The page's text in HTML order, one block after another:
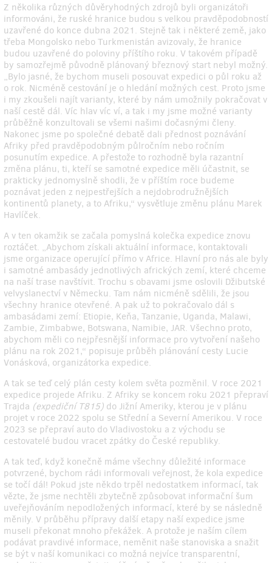
Z několika různých důvěryhodných zdrojů byli organizátoři
informováni, že ruské hranice budou s velkou pravděpodobností
uzavřené do konce dubna 2021. Stejně tak i některé země, jako
třeba Mongolsko nebo Turkmenistán avizovaly, že hranice
budou uzavřené do poloviny příštího roku. V takovém případě
by samozřejmě původně plánovaný březnový start nebyl možný.
„Bylo jasné, že bychom museli posouvat expedici o půl roku až
o rok. Nicméně cestování je o hledání možných cest. Proto jsme
i my zkoušeli najít varianty, které by nám umožnily pokračovat v
naší cestě dál. Víc hlav víc ví, a tak i my jsme možné varianty
průběžně konzultovali se všemi našimi dočasnými členy.
Nakonec jsme po společné debatě dali přednost poznávání
Afriky před pravděpodobným půlročním nebo ročním
posunutím expedice. A přestože to rozhodně byla razantní
změna plánu, ti, kteří se samotné expedice měli účastnit, se
prakticky jednomyslně shodli, že v příštím roce budeme
poznávat jeden z nejpestřejších a nejdobrodružnějších
kontinentů planety, a to Afriku,“ vysvětluje změnu plánu Marek
Havlíček.
A v ten okamžik se začala pomyslná kolečka expedice znovu
roztáčet. „Abychom získali aktuální informace, kontaktovali
jsme organizace operující přímo v Africe. Hlavní pro nás ale byly
i samotné ambasády jednotlivých afrických zemí, které chceme
na naší trase navštívit. Trochu s obavami jsme oslovili Džibutské
velvyslanectví v Německu. Tam nám nicméně sdělili, že jsou
všechny hranice otevřené. A pak už to pokračovalo dál s
ambasádami zemí: Etiopie, Keňa, Tanzanie, Uganda, Malawi,
Zambie, Zimbabwe, Botswana, Namibie, JAR. Všechno proto,
abychom měli co nejpřesnější informace pro vytvoření našeho
plánu na rok 2021,“ popisuje průběh plánování cesty Lucie
Vonásková, organizátorka expedice.
A tak se teď celý plán cesty kolem světa pozměnil. V roce 2021
expedice projede Afriku. Z Afriky se koncem roku 2021 přepraví
Trajda (expediční T815) do Jižní Ameriky, kterou je v plánu
projet v roce 2022 spolu se Střední a Severní Amerikou. V roce
2023 se přepraví auto do Vladivostoku a z východu se
cestovatelé budou vracet zpátky do České republiky.
A tak teď, když konečně máme všechny důležité informace
potvrzené, bychom rádi informovali veřejnost, že kola expedice
se točí dál! Pokud jste někdo trpěl nedostatkem informací, tak
vězte, že jsme nechtěli zbytečně způsobovat informační šum
uveřejňováním nepodložených informací, které by se následně
měnily. V průběhu přípravy další etapy naší expedice jsme
museli překonat mnoho překážek. A protože je naším cílem
podávat pravdivé informace, neměnit naše stanoviska a snažit
se být v naší komunikaci co možná nejvíce transparentní,